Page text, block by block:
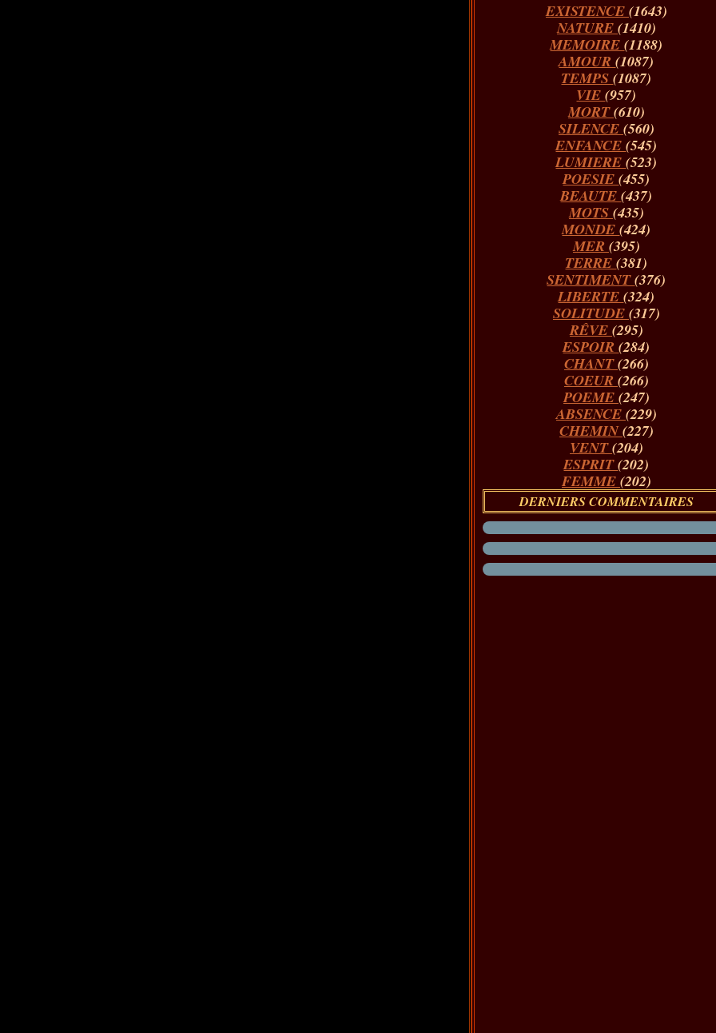
EXISTENCE (1643)
NATURE (1410)
MEMOIRE(1188)
AMOUR(1087)
TEMPS(1087)
VIE(957)
MORT(610)
SILENCE (560)
ENFANCE(545)
LUMIERE(523)
POESIE(455)
BEAUTE(437)
MOTS (435)
MONDE(424)
MER (395)
TERRE(381)
SENTIMENT(376)
LIBERTE(324)
SOLITUDE (317)
RÊVE (295)
ESPOIR(284)
CHANT(266)
COEUR (266)
POEME (247)
ABSENCE (229)
CHEMIN(227)
VENT(204)
ESPRIT(202)
FEMME (202)
DERNIERS COMMENTAIRES